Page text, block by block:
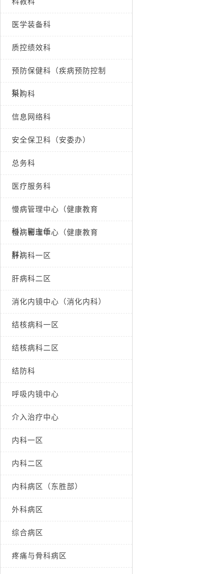
医学装备科
质控绩效科
预防保健科（疾病预防控制
科）
采购科
信息网络科
安全保卫科（安委办）
总务科
医疗服务科
慢病管理中心（健康教育
科）副主任
慢病管理中心（健康教育
科）
肝病科一区
肝病科二区
消化内镜中心（消化内科）
结核病科一区
结核病科二区
结防科
呼吸内镜中心
介入治疗中心
内科一区
内科二区
内科病区（东胜部）
外科病区
综合病区
疼痛与骨科病区